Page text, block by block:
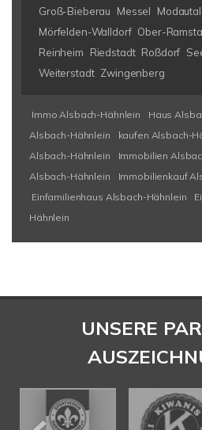
Groß-Bieberau
Messel Modautal
Mörfelden-Walldorf Ober-
Reinheim
Riedstadt Roßdorf
Weiterstadt Zwingenberg
Immo Alsbach-Hähnlein Haus
Alsbach-Hähnlein
kaufen Alsbach-
Alsbach-Hähnlein
Immobilien
Alsbach-Hähnlein
Immobilienkauf
Einfamilienhaus Alsbach-Hähnlein
Hähnlein
UNSERE